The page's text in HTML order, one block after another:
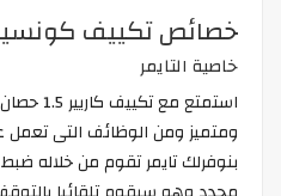
خصائص تكييف
خاصية التايمر
استمتع
ومتميز ومن الوظائف التى تعمل
بنوفرلك تايمر تقوم من خلاله